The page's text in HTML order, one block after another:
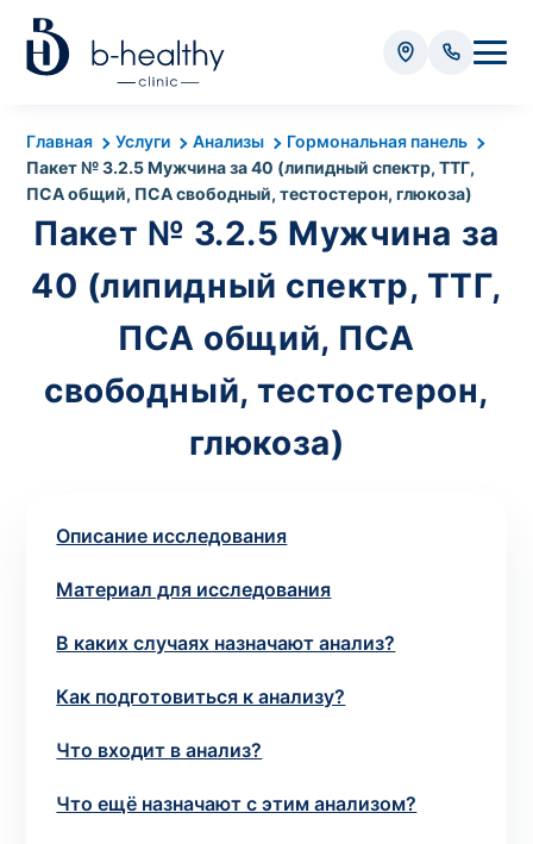
Главная Услуги Анализы
Гормональная панель
Пакет № 3.2.5 Мужчина за 40 (липидный спектр, ТТГ,
ПСА общий, ПСА свободный, тестостерон, глюкоза)
Пакет № 3.2.5 Мужчина за
40 (липидный спектр, ТТГ,
ПСА общий, ПСА
свободный, тестостерон,
глюкоза)
Описание исследования
Материал для исследования
В каких случаях назначают анализ?
Как подготовиться к анализу?
Что входит в анализ?
Что ещё назначают с этим анализом?
Анализы
* Оплачивается дополнительно (в зависимости от вида
анализа):
Стоимость забора крови - 50 грн
Стоимость забора биоматериала (кроме
Итого: 0
потрібний. Виняток становлять мазки та
зіскрібки. Взяття біоматеріалу для них
специалисту.
Анализ на дому